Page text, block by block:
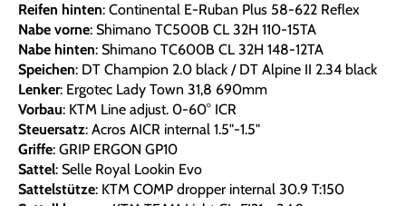
Reifen hinten: Continental E-Ruban Plus 58-622 Reflex
Nabe vorne: Shimano TC500B CL 32H 110-15TA
Nabe hinten: Shimano TC600B CL 32H 148-12TA
Speichen: DT Champion 2.0 black / DT Alpine II 2.34 black
Lenker: Ergotec Lady Town 31,8 690mm
Vorbau: KTM Line adjust. 0-60° ICR
Steuersatz: Acros AICR internal 1.5"-1.5"
Griffe: GRIP ERGON GP10
Sattel: Selle Royal Lookin Evo
Sattelstütze: KTM COMP dropper internal 30.9 T:150